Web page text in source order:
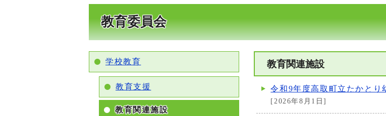
教育委員会
学校教育
教育支援
教育関連施設
教育関連施設
令和9年度高取町立たかとり
[2026年8月1日]